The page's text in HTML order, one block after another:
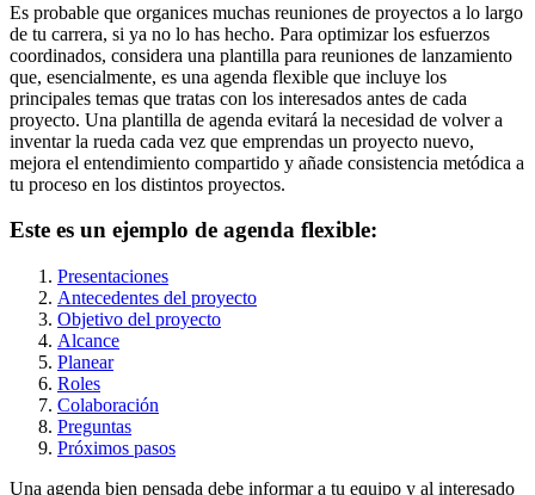
Es probable que organices muchas reuniones de proyectos a lo largo
de tu carrera, si ya no lo has hecho. Para optimizar los esfuerzos
coordinados, considera una plantilla para reuniones de lanzamiento
que, esencialmente, es una agenda flexible que incluye los
principales temas que tratas con los interesados antes de cada
proyecto. Una plantilla de agenda evitará la necesidad de volver a
inventar la rueda cada vez que emprendas un proyecto nuevo,
mejora el entendimiento compartido y añade consistencia metódica a
tu proceso en los distintos proyectos.
Este es un ejemplo de agenda flexible:
Presentaciones
Antecedentes del proyecto
Objetivo del proyecto
Alcance
Planear
Roles
Colaboración
Preguntas
Próximos pasos
Una agenda bien pensada debe informar a tu equipo y al interesado